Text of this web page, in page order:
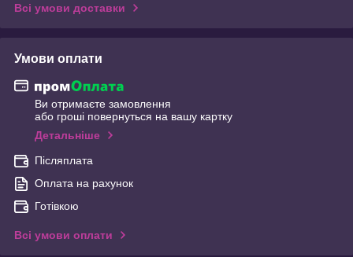
Всі умови доставки
Умови оплати
Ви отримаєте замовлення
або гроші повернуться на вашу картку
Детальніше
Післяплата
Оплата на рахунок
Готівкою
Всі умови оплати